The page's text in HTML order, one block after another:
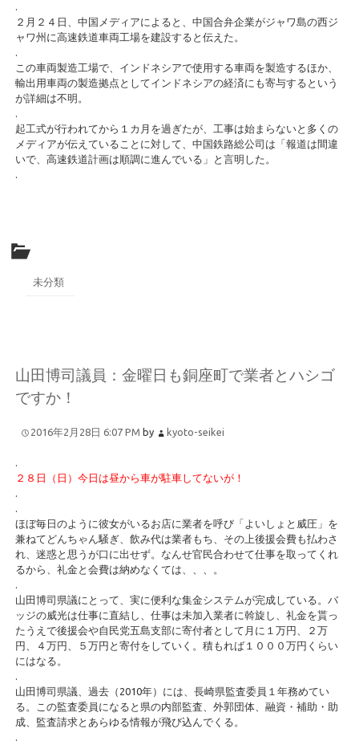
.
２月２４日、中国メディアによると、中国合弁企業がジャワ島の西ジ
ャワ州に高速鉄道車両工場を建設すると伝えた。
.
この車両製造工場で、インドネシアで使用する車両を製造するほか、
輸出用車両の製造拠点としてインドネシアの経済にも寄与するという
が詳細は不明。
.
起工式が行われてから１カ月を過ぎたが、工事は始まらないと多くの
メディアが伝えていることに対して、中国鉄路総公司は「報道は間違
いで、高速鉄道計画は順調に進んでいる」と言明した。
.
未分類
山田博司議員：金曜日も銅座町で業者とハシゴ
ですか！
2016年2月28日 6:07 PM by kyoto-seikei
２８日（日）今日は昼から車が駐車してないが！
ほぼ毎日のように彼女がいるお店に業者を呼び「よいしょと威圧」を
兼ねてどんちゃん騒ぎ、飲み代は業者もち、その上後援会費も払わさ
れ、迷惑と思うが口に出せず。なんせ官民合わせて仕事を取ってくれ
るから、礼金と会費は納めなくては、、、。
山田博司県議にとって、実に便利な集金システムが完成している。バ
ッジの威光は仕事に直結し、仕事は未加入業者に斡旋し、礼金を貰っ
たうえで後援会や自民党五島支部に寄付者として月に１万円、２万
円、４万円、５万円と寄付をしていく。積もれば１０００万円くらい
にはなる。
山田博司県議、過去（2010年）には、長崎県監査委員１年務めてい
る。この監査委員になると県の内部監査、外郭団体、融資・補助・助
成、監査請求とあらゆる情報が飛び込んでくる。